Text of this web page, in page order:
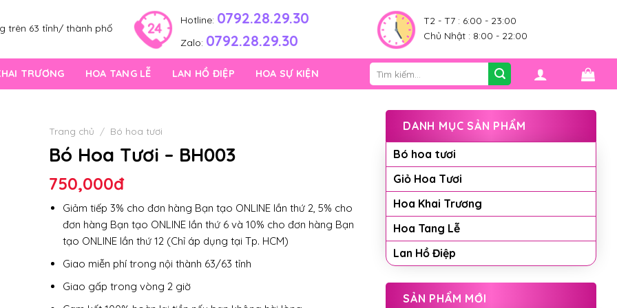
trên 63 tỉnh/ thành phố
Hotline: 0792.28.29.30
Zalo: 0792.28.29.30
T2 - T7 : 6:00 - 23:00
Chủ Nhật : 8:00 - 22:00
TRƯƠNG HOA TANG LỄ LAN HỒ ĐIỆP HOA SỰ KIỆN
Tìm
kiếm:
DANH MỤC SẢN PHẨM
Bó hoa tươi
Giỏ Hoa Tươi
Hoa Khai Trương
Hoa Tang Lễ
Lan Hồ Điệp
SẢN PHẨM MỚI
Trang chủ / Bó hoa tươi
Bó Hoa Tươi – BH003
750,000đ
Giảm tiếp 3% cho đơn hàng Bạn tạo ONLINE lần thứ 2, 5% cho
đơn hàng Bạn tạo ONLINE lần thứ 6 và 10% cho đơn hàng Bạn
tạo ONLINE lần thứ 12 (Chỉ áp dụng tại Tp. HCM)
Giao miễn phí trong nội thành 63/63 tỉnh
Giao gấp trong vòng 2 giờ